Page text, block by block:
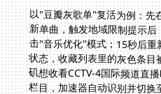
以"豆瓣灰歌单"复活为例：先
新单曲，触发地域限制提示后